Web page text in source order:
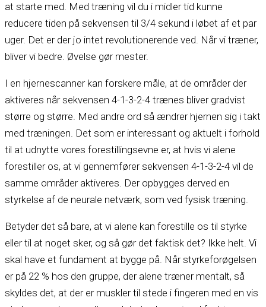
at starte med. Med træning vil du i midler tid kunne
reducere tiden på sekvensen til 3/4 sekund i løbet af et par
uger. Det er der jo intet revolutionerende ved. Når vi træner,
bliver vi bedre. Øvelse gør mester.
I en hjernescanner kan forskere måle, at de områder der
aktiveres når sekvensen 4-1-3-2-4 trænes bliver gradvist
større og større. Med andre ord så ændrer hjernen sig i takt
med træningen. Det som er interessant og aktuelt i forhold
til at udnytte vores forestillingsevne er, at hvis vi alene
forestiller os, at vi gennemfører sekvensen 4-1-3-2-4 vil de
samme områder aktiveres. Der opbygges derved en
styrkelse af de neurale netværk, som ved fysisk træning.
Betyder det så bare, at vi alene kan forestille os til styrke
eller til at noget sker, og så gør det faktisk det? Ikke helt. Vi
skal have et fundament at bygge på. Når styrkeforøgelsen
er på 22 % hos den gruppe, der alene træner mentalt, så
skyldes det, at der er muskler til stede i fingeren med en vis